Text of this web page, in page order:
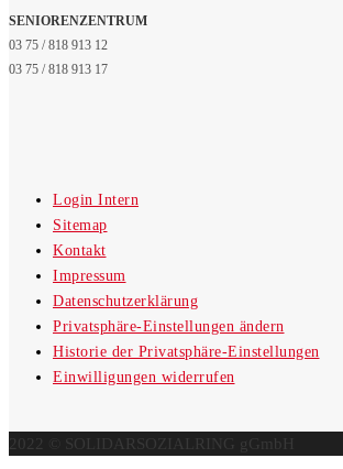
SENIORENZENTRUM
03 75 / 818 913 12
03 75 / 818 913 17
Login Intern
Sitemap
Kontakt
Impressum
Datenschutzerklärung
Privatsphäre-Einstellungen ändern
Historie der Privatsphäre-Einstellungen
Einwilligungen widerrufen
2022 © SOLIDARSOZIALRING gGmbH